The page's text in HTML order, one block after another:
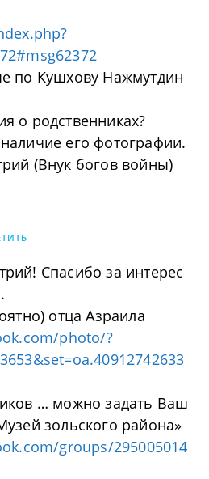
по Кушхову Нажмутдин
о родственниках?
его фотографии.
(Внук богов войны)
Спасибо за интерес
отца Азраила
photo/?
… можно задать Ваш
зольского района»
groups/295005014